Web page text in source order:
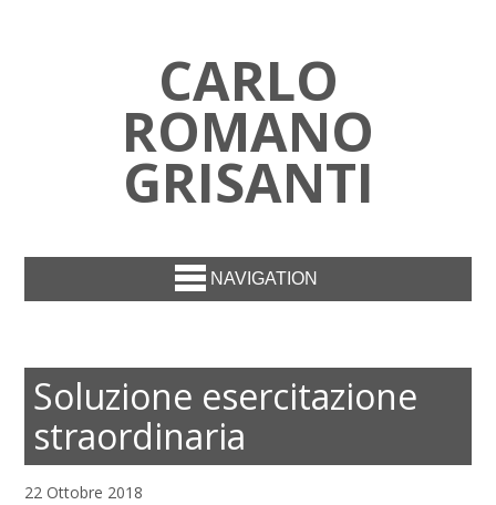
CARLO
ROMANO
GRISANTI
NAVIGATION
Soluzione esercitazione
straordinaria
22 Ottobre 2018